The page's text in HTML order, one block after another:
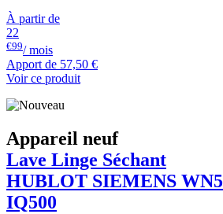
À partir de
22
€99/ mois
Apport de 57,50 €
Voir ce produit
Appareil neuf
Lave Linge Séchant
HUBLOT SIEMENS
IQ500